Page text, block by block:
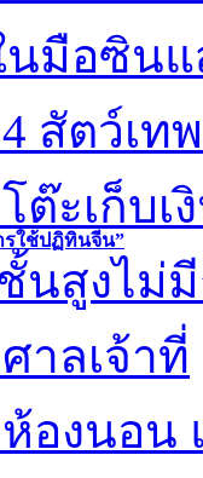
รใช้ปฏิทินจีน”
นมือซิน
สัตว์เทพ
ต๊ะเก็บเ
นสูงไม่
าลเจ้าที่
องนอน